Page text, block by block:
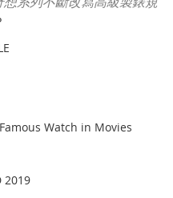
Watch in Movies
2019